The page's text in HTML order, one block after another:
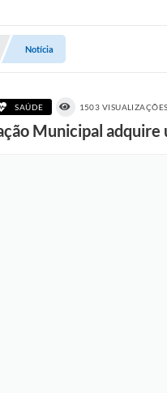
Notícia
SAÚDE 1503 VISUALIZAÇÕES
Municipal adquire